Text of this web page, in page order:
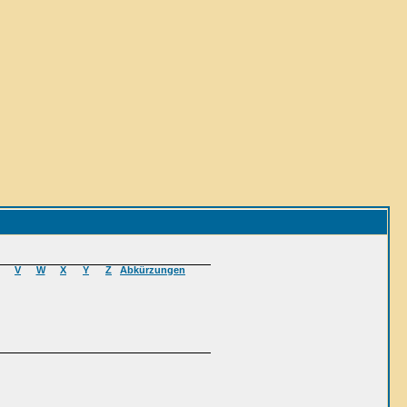
V W X Y Z Abkürzungen